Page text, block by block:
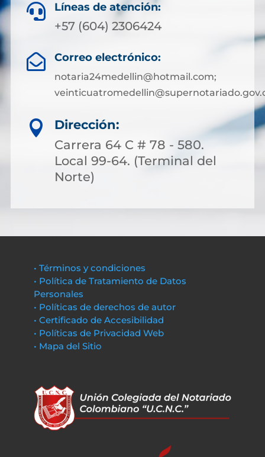
 Líneas de atención:
+57 (604) 2306424
 Correo electrónico:
notaria24medellin@hotmail.com;

Dirección:
Carrera 64 C # 78 - 580.
Local 99-64. (Terminal del
Norte)
• Términos y condiciones
• Política de Tratamiento de Datos
Personales
• Políticas de derechos de autor
• Certificado de Accesibilidad
• Políticas de Privacidad Web
• Mapa del Sitio